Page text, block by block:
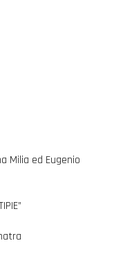
Milia ed Eugenio